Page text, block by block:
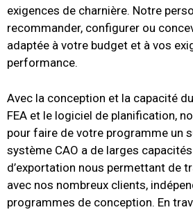
exigences de charnière. Notre
recommander, configurer ou
adaptée à votre budget et à vos
performance.
Avec la conception et la capacité
FEA et le logiciel de planification,
pour faire de votre programme un
système CAO a de larges
d’exportation nous permettant de
avec nos nombreux clients,
programmes de conception. En